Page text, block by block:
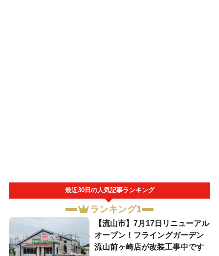
最近30日の人気記事ランキング
ランキング1
【流山市】7月17日リニューアル
オープン！フライングガーデン
流山前ヶ崎店が改装工事中です